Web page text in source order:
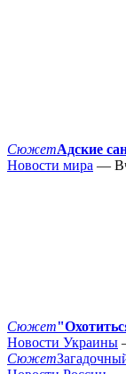
СюжетАдские
Новости мира —
Сюжет
Новости Украины
Сюжет